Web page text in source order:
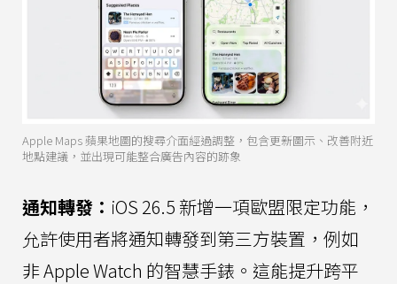
Apple Maps 蘋果地圖的搜尋介面經過調整，包含更新圖示、改善附近
地點建議，並出現可能整合廣告內容的跡象
通知轉發： iOS 26.5 新增一項歐盟限定功能，
允許使用者將通知轉發到第三方裝置，例如
非 Apple Watch 的智慧手錶。這能提升跨平